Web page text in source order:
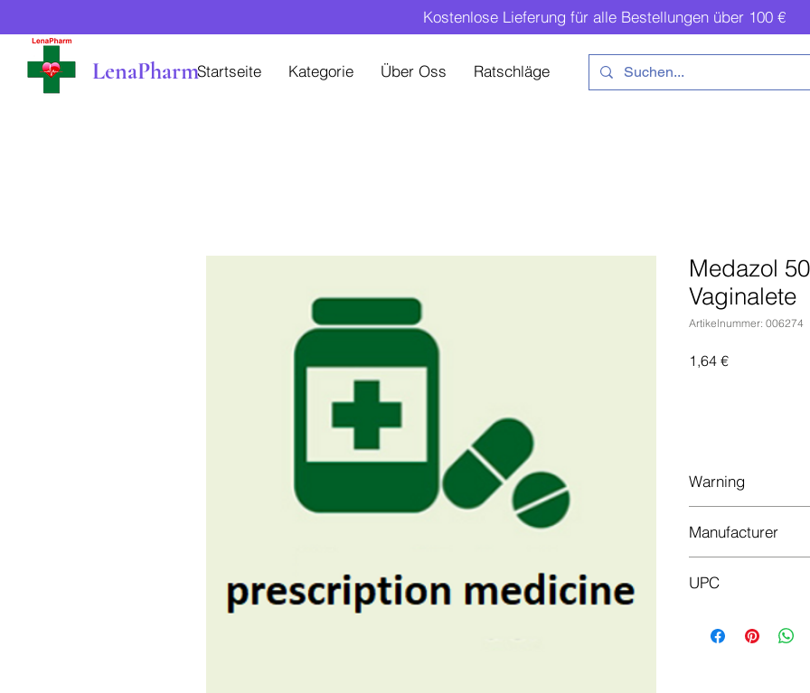
Kostenlose Lieferung für alle Bestellungen über 100 €
LenaPharmStartseite Kategorie Über Oss Ratschläge
Medazol
Vaginalete
Artikelnummer: 006274
1,64 €Preis
Warning
prescription when
Manufacturer
UPC